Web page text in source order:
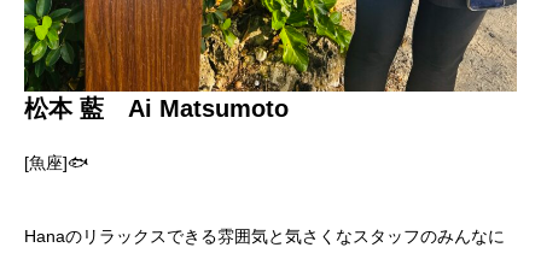
松本 藍 Ai Matsumoto
[魚座]🐟
Hanaのリラックスできる雰囲気と気さくなスタッフのみんなに